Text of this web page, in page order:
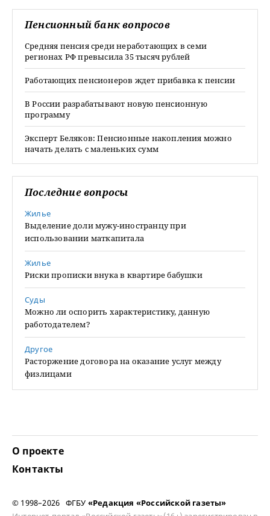
Пенсионный банк вопросов
Средняя пенсия среди неработающих в семи
регионах РФ превысила 35 тысяч рублей
Работающих пенсионеров ждет прибавка к пенсии
В России разрабатывают новую пенсионную
программу
Эксперт Беляков: Пенсионные накопления можно
начать делать с маленьких сумм
Последние вопросы
Жилье
Выделение доли мужу-иностранцу при
использовании маткапитала
Жилье
Риски прописки внука в квартире бабушки
Суды
Можно ли оспорить характеристику, данную
работодателем?
Другое
Расторжение договора на оказание услуг между
физлицами
О проекте
Контакты
© 1998–2026 ФГБУ «Редакция «Российской газеты»